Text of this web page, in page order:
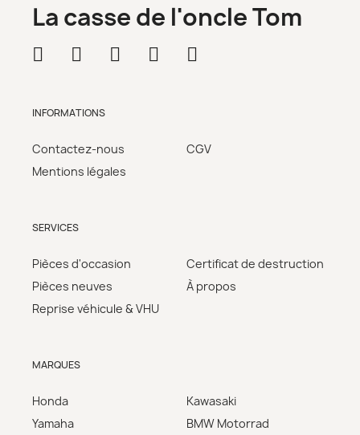
La casse de l'oncle Tom
INFORMATIONS
Contactez-nous
Mentions légales
CGV
SERVICES
Pièces d'occasion
Pièces neuves
Reprise véhicule & VHU
Certificat de destruction
À propos
MARQUES
Honda
Yamaha
Kawasaki
BMW Motorrad